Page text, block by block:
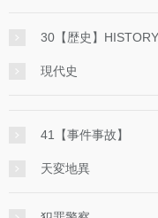
30【歴史】HISTORY
現代史
41【事件事故】
天変地異